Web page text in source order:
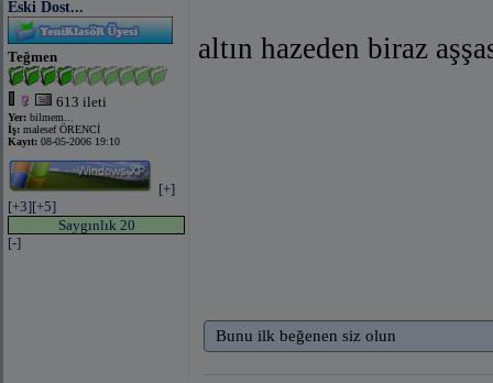
Eski Dost...
Teğmen
613 ileti
Yer: bilmem...
İş: malesef ÖRENCİ
Kayıt: 08-05-2006 19:10
[+]
[+3][+5]
Saygınlık 20
[-]
altın hazeden biraz
Bunu ilk beğenen siz olun